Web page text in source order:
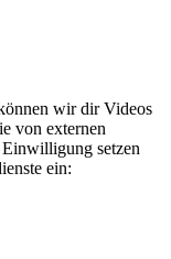
wir dir Videos
von externen
setzen
ein: